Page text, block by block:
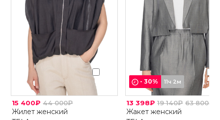
15 400₽ 44 000₽
Жилет женский
-30% 11ч 2м
13 398₽ 19 140₽ 63 800₽
Жакет женский